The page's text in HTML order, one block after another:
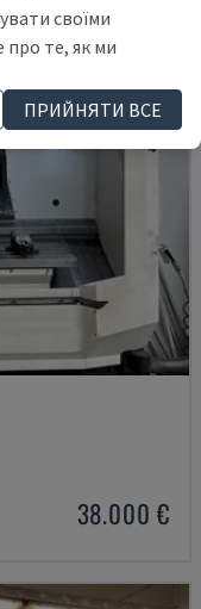
38.000 €
своїми
про те, як ми
ПРИЙНЯТИ ВСЕ